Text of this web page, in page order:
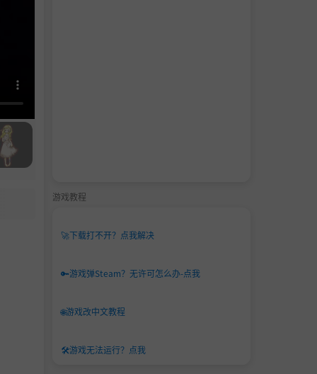
游戏教程
🚀下载打不开？点我解决
🔑游戏弹Steam？无许可怎么办-点我
🌐游戏改中文教程
🛠️游戏无法运行？点我